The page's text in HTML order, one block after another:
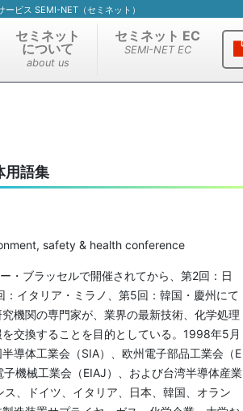
ビス SEMI-NET（セミネット）
セミネット
について
about us
セミネット EC
SEMI-NET EC
用語集
safety & health conference
ブラッセルで開催されてから、第2回：日
イタリア・ミラノ、第5回：韓国・慶州にて
機関の専門家が、業界の最新技術、化学処理
交換することを目的としている。1998年5月
導体工業会（SIA）、欧州電子部品工業会（E
機械工業会（EIAJ）、および台湾半導体産業
、ドイツ、イタリア、日本、韓国、オラン